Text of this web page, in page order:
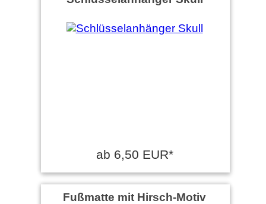
ab 6,50 EUR*
Fußmatte mit Hirsch-Motiv